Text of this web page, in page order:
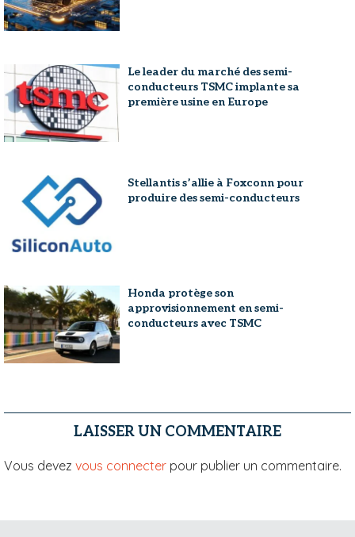
Le leader du marché des semi-
conducteurs TSMC implante sa
première usine en Europe
Stellantis s’allie à Foxconn pour
produire des semi-conducteurs
Honda protège son
approvisionnement en semi-
conducteurs avec TSMC
LAISSER UN COMMENTAIRE
Vous devez vous connecter pour publier un commentaire.